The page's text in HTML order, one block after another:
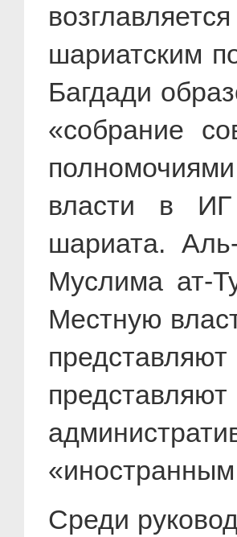
шариатским
Багдади
«собрание
власти в ИГ
шариата.
Муслима ат-
Местную
Среди